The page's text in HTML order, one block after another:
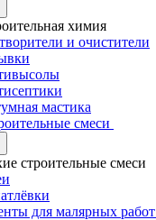
химия
и очистители
мастика
смеси
строительные смеси
для малярных работ